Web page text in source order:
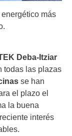
más
Deba-Itziar
todas las plazas
se han
el plazo el
la buena
interés